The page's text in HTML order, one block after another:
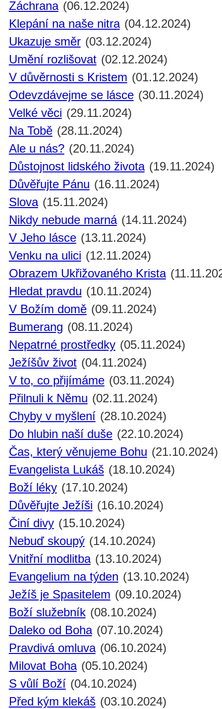
Záchrana (06.12.2024)
Klepání na naše nitra (04.12.2024)
Ukazuje směr (03.12.2024)
Umění rozlišovat (02.12.2024)
V důvěrnosti s Kristem (01.12.2024)
Odevzdávejme se lásce (30.11.2024)
Velké věci (29.11.2024)
Na Tobě (28.11.2024)
Ale u nás? (20.11.2024)
Důstojnost lidského života (19.11.2024)
Důvěřujte Pánu (16.11.2024)
Slova (15.11.2024)
Nikdy nebude marná (14.11.2024)
V Jeho lásce (13.11.2024)
Venku na ulici (12.11.2024)
Obrazem Ukřižovaného Krista
Hledat pravdu (10.11.2024)
V Božím domě (09.11.2024)
Bumerang (08.11.2024)
Nepatrné prostředky (05.11.2024)
Ježíšův život (04.11.2024)
V to, co přijímáme (03.11.2024)
Přilnuli k Němu (02.11.2024)
Chyby v myšlení (28.10.2024)
Do hlubin naší duše (22.10.2024)
Čas, který věnujeme Bohu (21.10.2024)
Evangelista Lukáš (18.10.2024)
Boží léky (17.10.2024)
Důvěřujte Ježíši (16.10.2024)
Činí divy (15.10.2024)
Nebuď skoupý (14.10.2024)
Vnitřní modlitba (13.10.2024)
Evangelium na týden (13.10.2024)
Ježíš je Spasitelem (09.10.2024)
Boží služebník (08.10.2024)
Daleko od Boha (07.10.2024)
Pravdivá omluva (06.10.2024)
Milovat Boha (05.10.2024)
S vůlí Boží (04.10.2024)
Před kým klekáš (03.10.2024)